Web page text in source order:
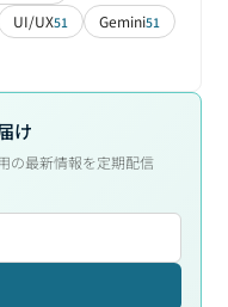
UI/UX51 Gemini51
け
の最新情報を定期配信